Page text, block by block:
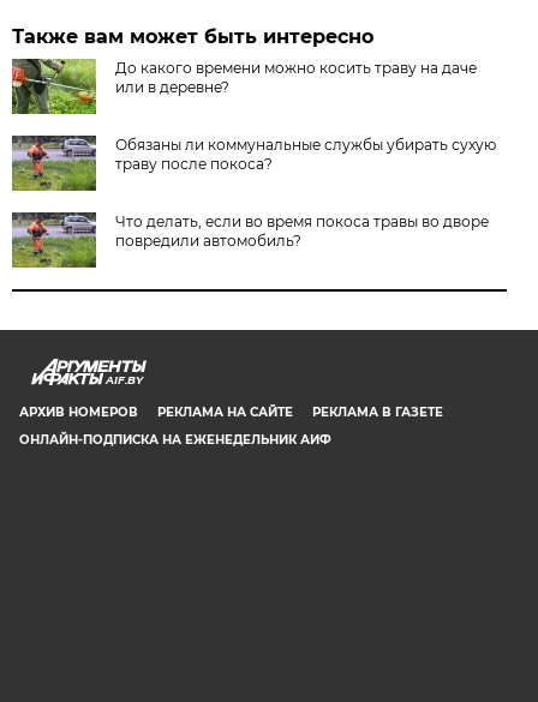
Также вам может быть интересно
До какого времени можно косить траву на даче
или в деревне?
Обязаны ли коммунальные службы убирать сухую
траву после покоса?
Что делать, если во время покоса травы во дворе
повредили автомобиль?
AIF.BY
АРХИВ НОМЕРОВ РЕКЛАМА НА САЙТЕ
РЕКЛАМА В ГАЗЕТЕ
ОНЛАЙН-ПОДПИСКА НА ЕЖЕНЕДЕЛЬНИК АИФ